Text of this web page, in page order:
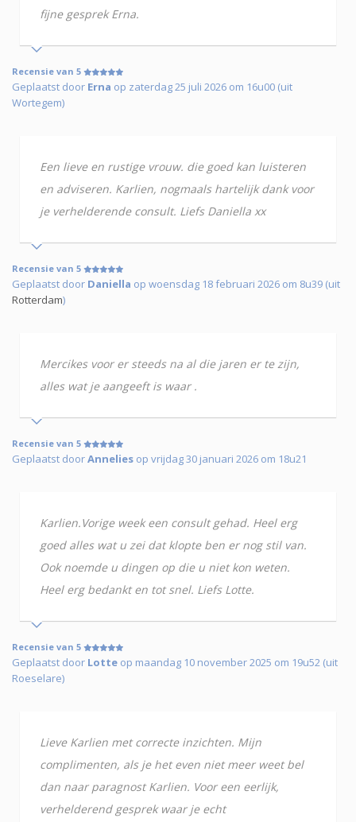
fijne gesprek Erna.
Recensie van 5
Geplaatst door Erna op zaterdag 25 juli 2026 om 16u00 (uit
Wortegem)
Een lieve en rustige vrouw. die goed kan luisteren
en adviseren. Karlien, nogmaals hartelijk dank voor
je verhelderende consult. Liefs Daniella xx
Recensie van 5
Geplaatst door Daniella op woensdag 18 februari 2026 om 8u39 (uit
Rotterdam)
Mercikes voor er steeds na al die jaren er te zijn,
alles wat je aangeeft is waar .
Recensie van 5
Geplaatst doorAnnelies op vrijdag 30 januari 2026 om 18u21
Karlien.Vorige week een consult gehad. Heel erg
goed alles wat u zei dat klopte ben er nog stil van.
Ook noemde u dingen op die u niet kon weten.
Heel erg bedankt en tot snel. Liefs Lotte.
Recensie van 5
Geplaatst door Lotte op maandag 10 november 2025 om 19u52 (uit
Roeselare)
Lieve Karlien met correcte inzichten. Mijn
complimenten, als je het even niet meer weet bel
dan naar paragnost Karlien. Voor een eerlijk,
verhelderend gesprek waar je echt